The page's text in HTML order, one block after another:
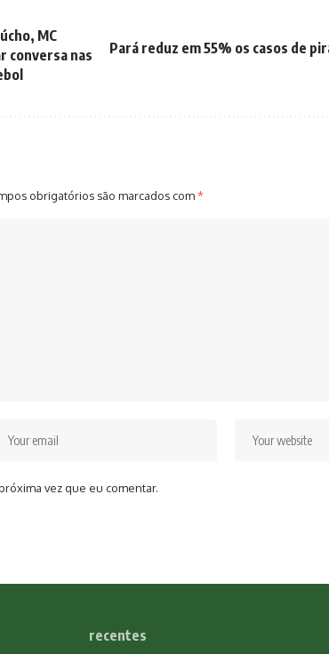
MC
conversa nas
Pará reduz em 55% os casos de
obrigatórios são marcados com*
vez que eu comentar.
recentes